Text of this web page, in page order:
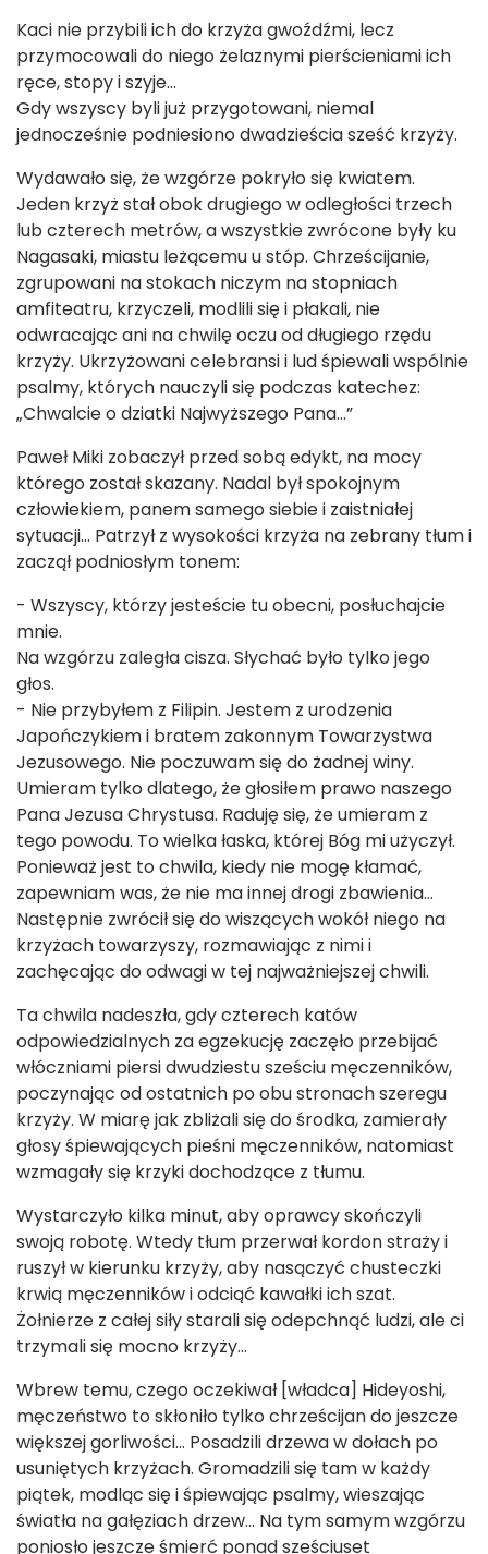
Kaci nie przybili ich do krzyża gwoźdźmi, lecz
przymocowali do niego żelaznymi pierścieniami ich
ręce, stopy i szyje…
Gdy wszyscy byli już przygotowani, niemal
jednocześnie podniesiono dwadzieścia sześć krzyży.
Wydawało się, że wzgórze pokryło się kwiatem.
Jeden krzyż stał obok drugiego w odległości trzech
lub czterech metrów, a wszystkie zwrócone były ku
Nagasaki, miastu leżącemu u stóp. Chrześcijanie,
zgrupowani na stokach niczym na stopniach
amfiteatru, krzyczeli, modlili się i płakali, nie
odwracając ani na chwilę oczu od długiego rzędu
krzyży. Ukrzyżowani celebransi i lud śpiewali wspólnie
psalmy, których nauczyli się podczas katechez:
„Chwalcie o dziatki Najwyższego Pana…”
Paweł Miki zobaczył przed sobą edykt, na mocy
którego został skazany. Nadal był spokojnym
człowiekiem, panem samego siebie i zaistniałej
sytuacji… Patrzył z wysokości krzyża na zebrany tłum i
zaczął podniosłym tonem:
- Wszyscy, którzy jesteście tu obecni, posłuchajcie
mnie.
Na wzgórzu zaległa cisza. Słychać było tylko jego
głos.
- Nie przybyłem z Filipin. Jestem z urodzenia
Japończykiem i bratem zakonnym Towarzystwa
Jezusowego. Nie poczuwam się do żadnej winy.
Umieram tylko dlatego, że głosiłem prawo naszego
Pana Jezusa Chrystusa. Raduję się, że umieram z
tego powodu. To wielka łaska, której Bóg mi użyczył.
Ponieważ jest to chwila, kiedy nie mogę kłamać,
zapewniam was, że nie ma innej drogi zbawienia…
Następnie zwrócił się do wiszących wokół niego na
krzyżach towarzyszy, rozmawiając z nimi i
zachęcając do odwagi w tej najważniejszej chwili.
Ta chwila nadeszła, gdy czterech katów
odpowiedzialnych za egzekucję zaczęło przebijać
włóczniami piersi dwudziestu sześciu męczenników,
poczynając od ostatnich po obu stronach szeregu
krzyży. W miarę jak zbliżali się do środka, zamierały
głosy śpiewających pieśni męczenników, natomiast
wzmagały się krzyki dochodzące z tłumu.
Wystarczyło kilka minut, aby oprawcy skończyli
swoją robotę. Wtedy tłum przerwał kordon straży i
ruszył w kierunku krzyży, aby nasączyć chusteczki
krwią męczenników i odciąć kawałki ich szat.
Żołnierze z całej siły starali się odepchnąć ludzi, ale ci
trzymali się mocno krzyży…
Wbrew temu, czego oczekiwał [władca] Hideyoshi,
męczeństwo to skłoniło tylko chrześcijan do jeszcze
większej gorliwości… Posadzili drzewa w dołach po
usuniętych krzyżach. Gromadzili się tam w każdy
piątek, modląc się i śpiewając psalmy, wieszając
światła na gałęziach drzew… Na tym samym wzgórzu
poniosło jeszcze śmierć ponad sześciuset